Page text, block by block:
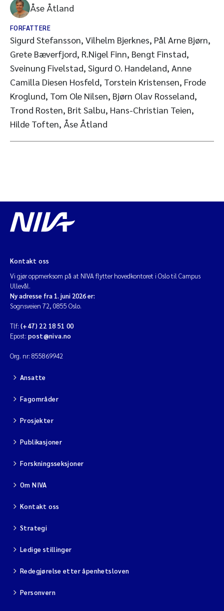
Åse Åtland
FORFATTERE
Sigurd Stefansson, Vilhelm Bjerknes, Pål Arne Bjørn,
Grete Bæverfjord, R.Nigel Finn, Bengt Finstad,
Sveinung Fivelstad, Sigurd O. Handeland, Anne
Camilla Diesen Hosfeld, Torstein Kristensen, Frode
Kroglund, Tom Ole Nilsen, Bjørn Olav Rosseland,
Trond Rosten, Brit Salbu, Hans-Christian Teien,
Hilde Toften, Åse Åtland
Kontakt oss
Vi gjør oppmerksom på at NIVA flytter hovedkontoret i Oslo til Campus
Ullevål.
Ny adresse fra 1. juni 2026 er:
Sognsveien 72, 0855 Oslo.
Tlf: (+47) 22 18 51 00
Epost: post@niva.no
Org. nr: 855869942
Ansatte
Fagområder
Prosjekter
Publikasjoner
Forskningsseksjoner
Om NIVA
Kontakt oss
Strategi
Ledige stillinger
Redegjørelse etter åpenhetsloven
Personvern